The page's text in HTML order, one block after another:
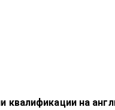
квалификации на